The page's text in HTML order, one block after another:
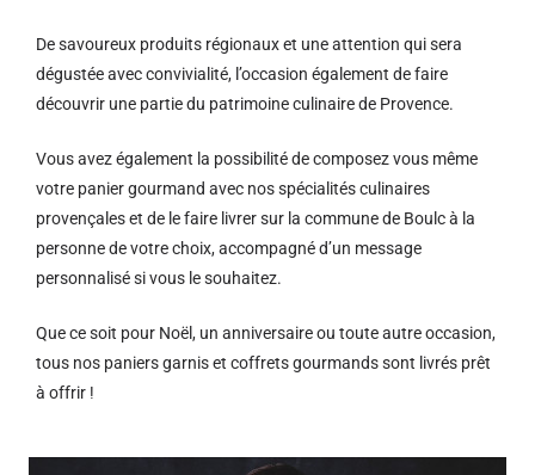
De savoureux produits régionaux et une attention qui sera
dégustée avec convivialité, l’occasion également de faire
découvrir une partie du patrimoine culinaire de Provence.
Vous avez également la possibilité de composez vous même
votre panier gourmand avec nos spécialités culinaires
provençales et de le faire livrer sur la commune de Boulc à la
personne de votre choix, accompagné d’un message
personnalisé si vous le souhaitez.
Que ce soit pour Noël, un anniversaire ou toute autre occasion,
tous nos paniers garnis et coffrets gourmands sont livrés prêt
à offrir !